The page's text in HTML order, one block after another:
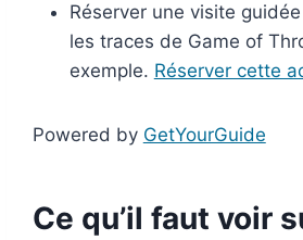
Réserver une visite
les traces de Game of
exemple. Réserver cette
Powered by GetYourGuide
Ce qu’il faut voir